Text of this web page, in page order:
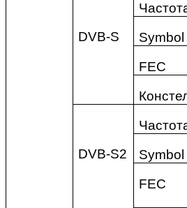
DVB-S
Symbol
FEC
DVB-S2
Symbol
FEC